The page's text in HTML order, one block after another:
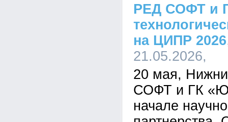
РЕД СОФТ и
на ЦИПР 2026
21.05.2026,
20 мая,
СОФТ и ГК
начале